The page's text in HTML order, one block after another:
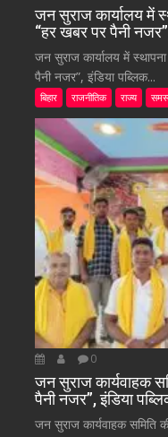
जन सुराज कार्यालय में
“हर खबर पर पैनी
जन सुराज कार्यालय में
पैनी नजर”, इंडिया पब्लिक...
बिहार राजनीतिक राज्य
0
जन सुराज कार्यवाहक
पैनी नजर”, इंडिया
जन सुराज कार्यवाहक समिति